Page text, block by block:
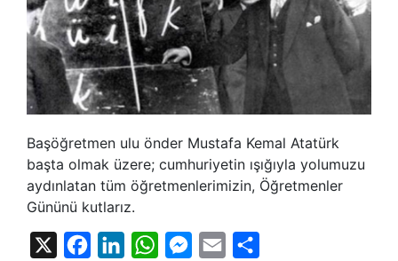
Başöğretmen ulu önder Mustafa Kemal Atatürk
başta olmak üzere; cumhuriyetin ışığıyla yolumuzu
aydınlatan tüm öğretmenlerimizin, Öğretmenler
Gününü kutlarız.
FacebookLinkedInWhatsAppMessenger
Email